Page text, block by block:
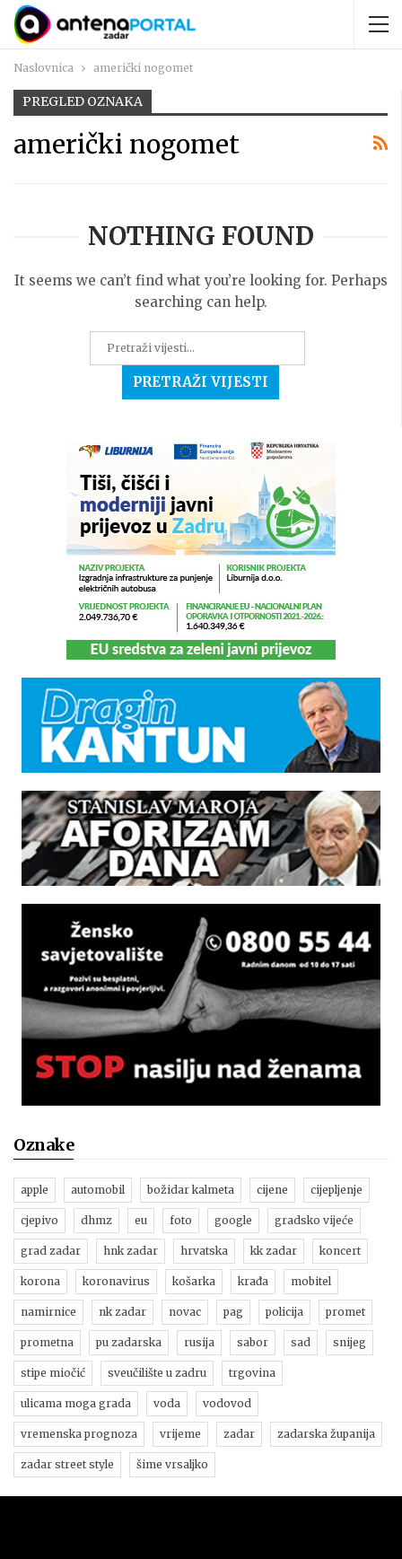
Naslovnica američki nogomet
PREGLED OZNAKA
američki nogomet
NOTHING FOUND
It seems we can’t find what you’re looking for. Perhaps
searching can help.
Oznake
apple automobil božidar kalmeta cijene cijepljenje
cjepivo dhmz eu foto google gradsko vijeće
grad zadar hnk zadar hrvatska kk zadar koncert
korona koronavirus košarka krađa mobitel
namirnice nk zadar novac pag policija promet
prometna pu zadarska rusija sabor sad snijeg
stipe miočić sveučilište u zadru trgovina
ulicama moga grada voda vodovod
vremenska prognoza vrijeme zadar zadarska županija
zadar street style šime vrsaljko